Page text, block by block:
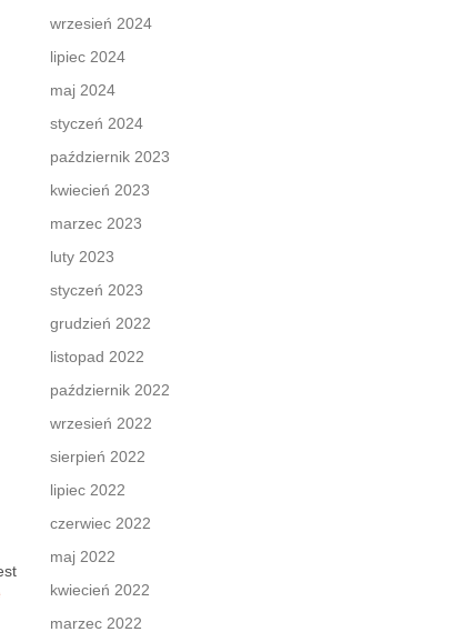
wrzesień 2024
lipiec 2024
maj 2024
styczeń 2024
październik 2023
kwiecień 2023
marzec 2023
luty 2023
styczeń 2023
grudzień 2022
listopad 2022
październik 2022
wrzesień 2022
sierpień 2022
lipiec 2022
czerwiec 2022
maj 2022
kwiecień 2022
marzec 2022